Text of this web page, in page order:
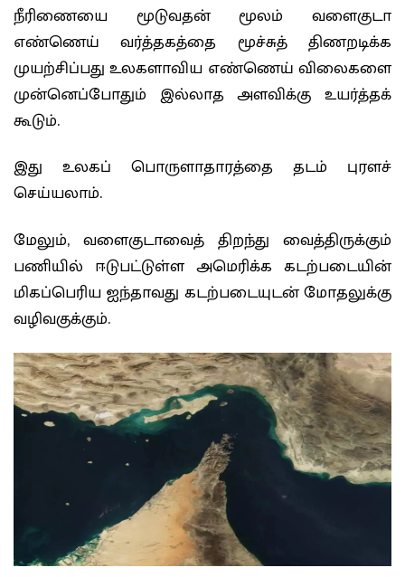
நீரிணையை மூடுவதன் மூலம் வளைகுடா
எண்ணெய் வர்த்தகத்தை மூச்சுத் திணறடிக்க
முயற்சிப்பது உலகளாவிய எண்ணெய் விலைகளை
முன்னெப்போதும் இல்லாத அளவிக்கு உயர்த்தக்
கூடும்.
இது உலகப் பொருளாதாரத்தை தடம் புரளச்
செய்யலாம்.
மேலும், வளைகுடாவைத் திறந்து வைத்திருக்கும்
பணியில் ஈடுபட்டுள்ள அமெரிக்க கடற்படையின்
மிகப்பெரிய ஐந்தாவது கடற்படையுடன் மோதலுக்கு
வழிவகுக்கும்.